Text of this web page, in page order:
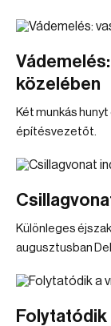
közelében
Két munkás
építésvezetőt.
Különleges
augusztusban